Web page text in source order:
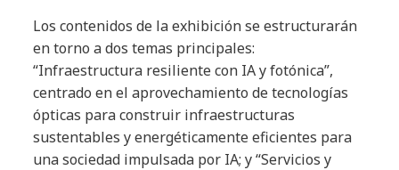
Los contenidos de la exhibición se estructurarán
en torno a dos temas principales:
“Infraestructura resiliente con IA y fotónica”,
centrado en el aprovechamiento de tecnologías
ópticas para construir infraestructuras
sustentables y energéticamente eficientes para
una sociedad impulsada por IA; y “Servicios y